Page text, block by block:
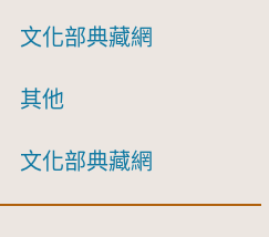
文化部典藏網
其他
文化部典藏網